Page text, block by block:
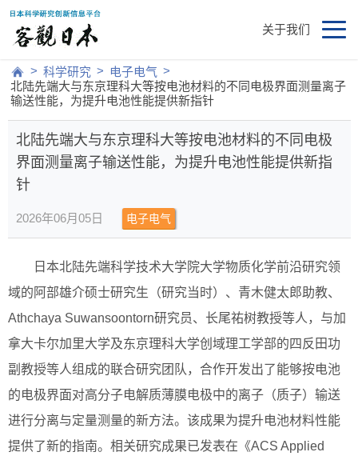
关于我们
> 科学研究 > 电子电气 >
北陆先端大与东京理科大等按电池材料的不同电极界面测量离子
输送性能，为提升电池性能提供新指针
北陆先端大与东京理科大等按电池材料的不同电极
界面测量离子输送性能，为提升电池性能提供新指
针
2026年06月05日 电子电气
日本北陆先端科学技术大学院大学物质化学前沿研究领
域的阿部雄介硕士研究生（研究当时）、青木健太郎助教、
Athchaya Suwansoontorn研究员、长尾祐树教授等人，与加
拿大卡尔加里大学及东京理科大学创域理工学部的四反田功
副教授等人组成的联合研究团队，合作开发出了能够按电池
的电极界面对高分子电解质薄膜电极中的离子（质子）输送
进行分离与定量测量的新方法。该成果为提升电池材料性能
提供了新的指南。相关研究成果已发表在《ACS Applied